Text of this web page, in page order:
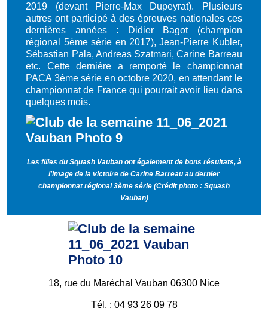
2019 (devant Pierre-Max Dupeyrat). Plusieurs
autres ont participé à des épreuves nationales ces
dernières années : Didier Bagot (champion
régional 5ème série en 2017), Jean-Pierre Kubler,
Sébastian Pala, Andreas Szatmari, Carine Barreau
etc. Cette dernière a remporté le championnat
PACA 3ème série en octobre 2020, en attendant le
championnat de France qui pourrait avoir lieu dans
quelques mois.
Les filles du Squash Vauban ont également de bons résultats, à
l'image de la victoire de Carine Barreau au dernier
championnat régional 3ème série (Crédit photo : Squash
Vauban)
18, rue du Maréchal Vauban 06300 Nice
Tél. : 04 93 26 09 78